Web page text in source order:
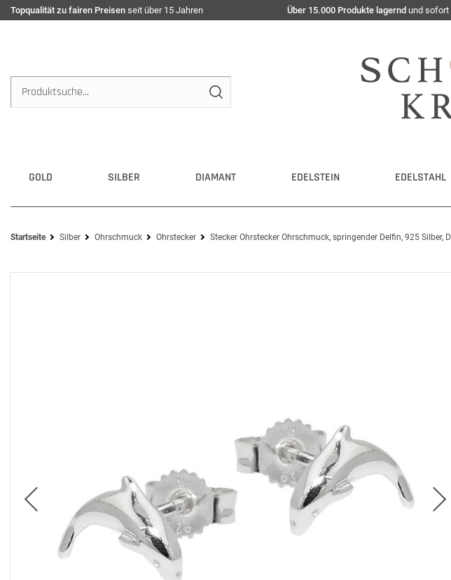
Topqualität zu fairen Preisen seit über 15 Jahren Über 15.000 Produkte lagernd und sofort
GOLD SILBER DIAMANT EDELSTEIN EDELSTAHL
Startseite Silber Ohrschmuck Ohrstecker Stecker Ohrstecker Ohrschmuck, springender Delfin, 925 Silber,